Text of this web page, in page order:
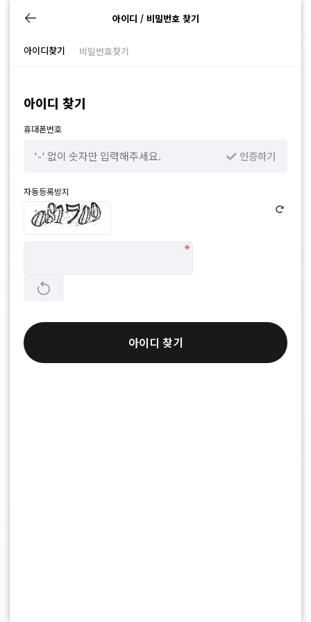
아이디 / 비밀번호 찾기
아이디찾기 비밀번호찾기
아이디 찾기
휴대폰번호
인증하기
자동등록방지